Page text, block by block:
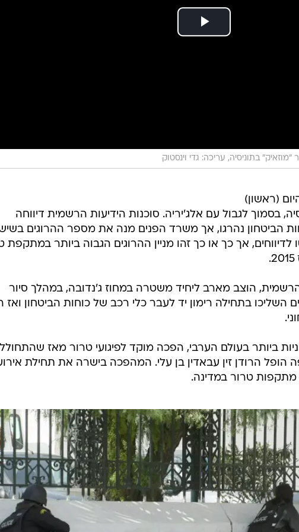
בתוניסיה, עריכה: גדי וינסטוק
(ראשון)
בסמוך לגבול עם אלג'יריה. סוכנות הידיעות הרשמית דיווחה
הביטחון נהרגו, אך משרד הפנים מנה את מספר ההרוגים
לדיווחים, אך כך או כך זהו מניין ההרוגים הגבוה ביותר במתקפת
הרשמית, הוצב מארב ליחיד משטרה במחוז ג'נדובה, במהלך סיור
השליכו בתחילה רימון יד לעבר כלי רכב של כוחות הביטחון ואז
ביותר בעולם הערבי, הפכה מוקד לפיגועי טרור מאז
ב-2011, שבסופה הופל הרודן זין עבאדין בן עלי. המהפכה בישרה את תחילת
טרור במדינה.